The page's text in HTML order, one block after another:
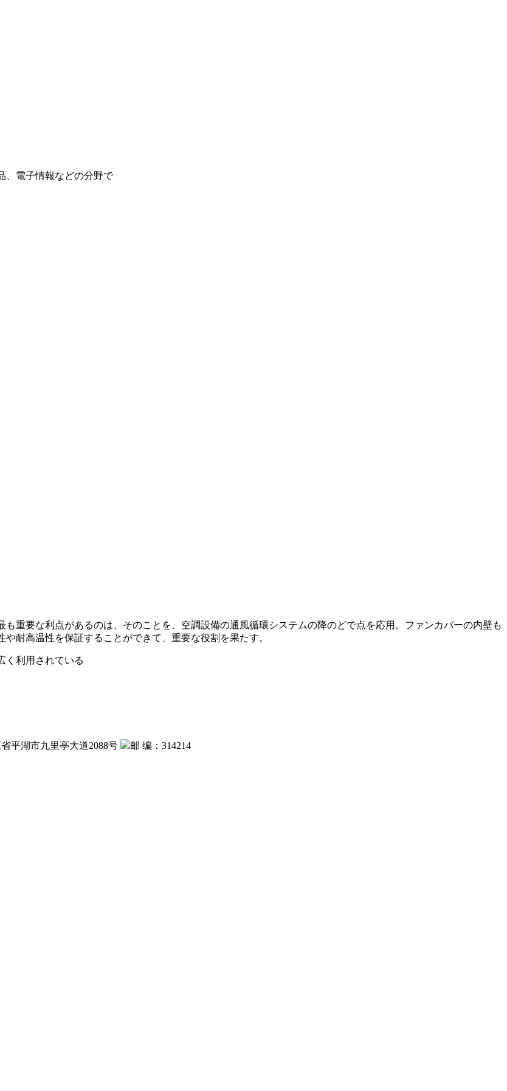
、電子情報などの分野で
重要な利点があるのは、そのことを、空調設備の通風循環システムの降のどで点を応用。ファンカバーの内壁も
耐高温性を保証することができて、重要な役割を果たす。
く利用されている
平湖市九里亭大道2088号 邮 编：314214